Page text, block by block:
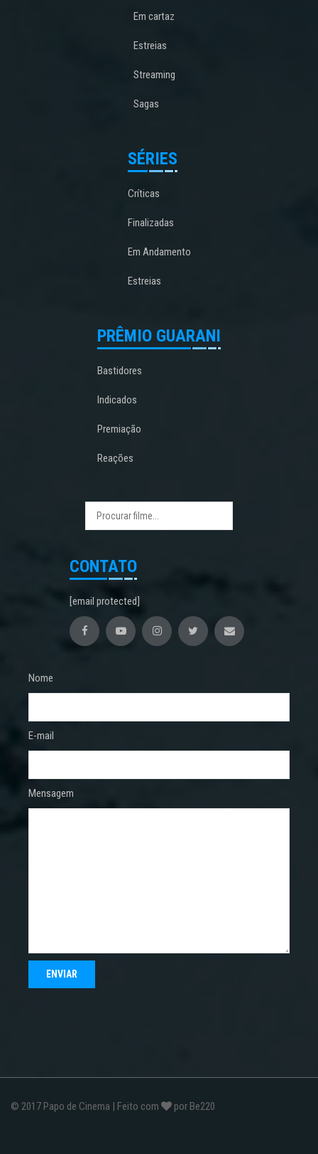
Em cartaz
Estreias
Streaming
Sagas
SÉRIES
Críticas
Finalizadas
Em Andamento
Estreias
PRÊMIO GUARANI
Bastidores
Indicados
Premiação
Reações
CONTATO
[email protected]
Nome
E-mail
Mensagem
© 2017 Papo de Cinema | Feito com por Be220